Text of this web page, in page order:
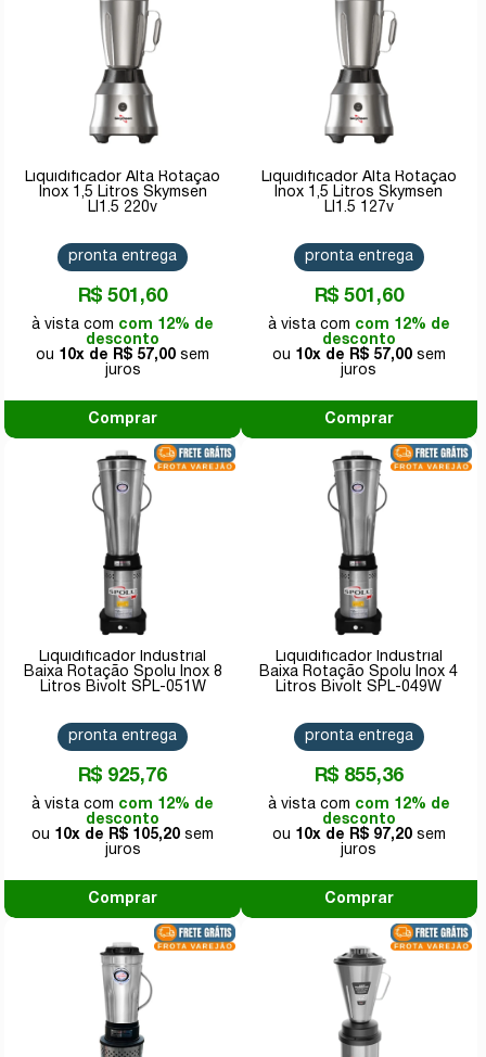
Liquidificador Alta Rotação
Inox 1,5 Litros Skymsen
LI1.5 220v
R$ 501,60
com 12% de
desconto
10x de
R$ 57,00
pronta entrega
Comprar
Liquidificador Alta Rotação
Inox 1,5 Litros Skymsen
LI1.5 127v
R$ 501,60
com 12% de
desconto
10x de
R$ 57,00
pronta entrega
Comprar
Liquidificador Industrial
Baixa Rotação Spolu Inox 8
Litros Bivolt SPL-051W
R$ 925,76
com 12% de
desconto
10x de
R$ 105,20
pronta entrega
Comprar
Liquidificador Industrial
Baixa Rotação Spolu Inox 4
Litros Bivolt SPL-049W
R$ 855,36
com 12% de
desconto
10x de
R$ 97,20
pronta entrega
Comprar